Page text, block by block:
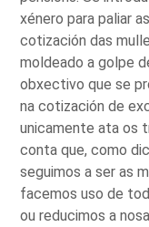
xénero para paliar
cotización das
moldeado a golpe
obxectivo que se
na cotización de
unicamente ata os
conta que, como
seguimos a ser as
facemos uso de
ou reducimos a